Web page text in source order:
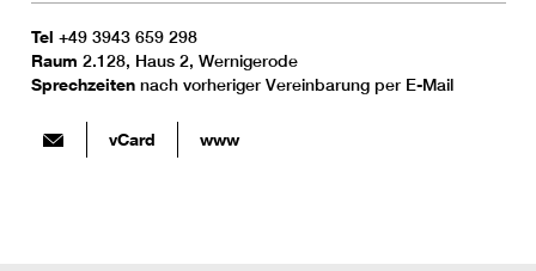
Tel +49 3943 659 298
Raum 2.128, Haus 2, Wernigerode
Sprechzeiten nach vorheriger Vereinbarung per E-Mail
vCard www